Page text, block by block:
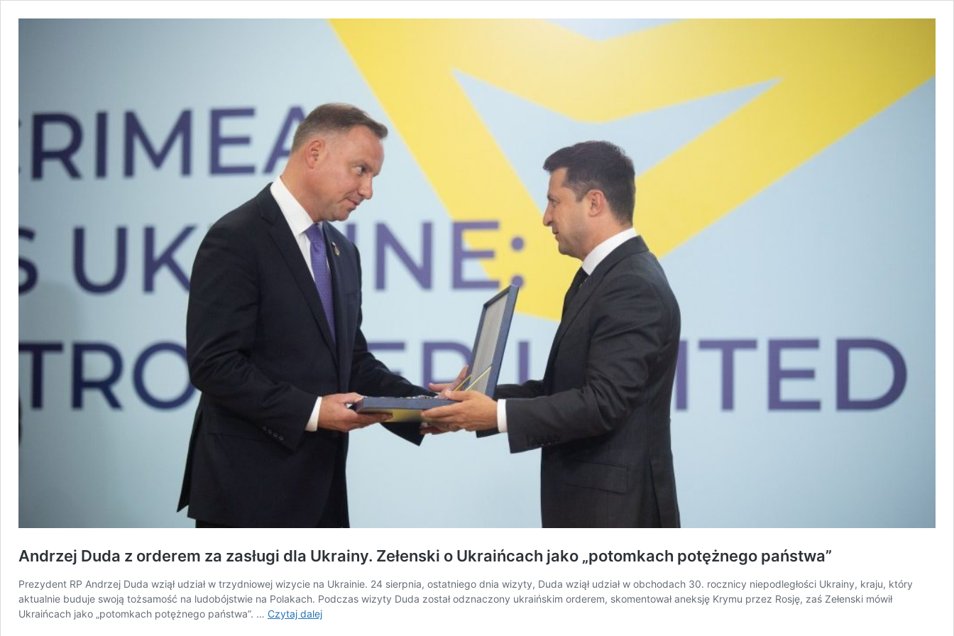
Andrzej Duda z orderem za zasługi dla Ukrainy. Zełenski o Ukraińcach jako „potomkach potężnego państwa”
Prezydent RP Andrzej Duda wziął udział w trzydniowej wizycie na Ukrainie. 24 sierpnia, ostatniego dnia wizyty, Duda wziął udział w obchodach 30. rocznicy niepodległości Ukrainy, kraju, który
aktualnie buduje swoją tożsamość na ludobójstwie na Polakach. Podczas wizyty Duda został odznaczony ukraińskim orderem, skomentował aneksję Krymu przez Rosję, zaś Zełenski mówił
Ukraińcach jako „potomkach potężnego państwa”. … Czytaj dalejAndrzej